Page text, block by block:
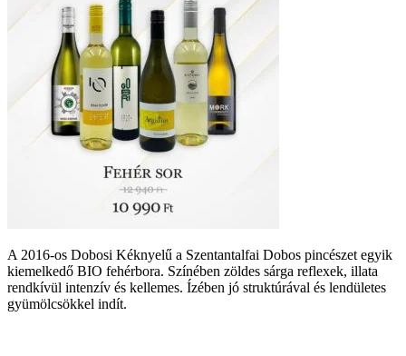
A 2016-os Dobosi Kéknyelű a Szentantalfai Dobos pincészet egyik
kiemelkedő BIO fehérbora. Színében zöldes sárga reflexek, illata
rendkívül intenzív és kellemes. Ízében jó struktúrával és lendületes
gyümölcsökkel indít.